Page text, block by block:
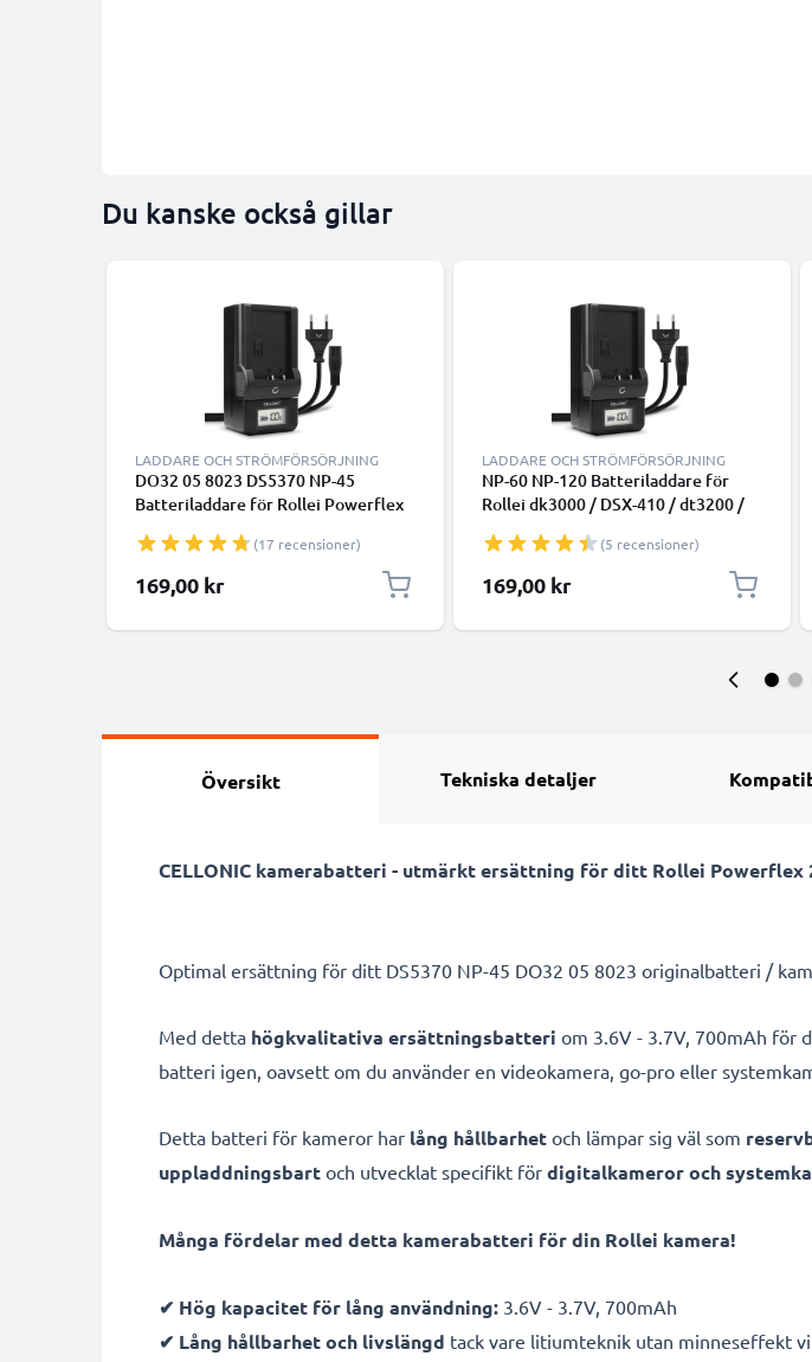
Du kanske också gillar
LADDARE OCH STRÖMFÖRSÖRJNING
DO32 05 8023 DS5370 NP-45
Batteriladdare för Rollei Powerflex
99 100 RCP-7325XS X-8 XS-10
Flexline 250 Kamerabatterier från
CELLONIC
(17 recensioner)
169,00 kr
LADDARE OCH STRÖMFÖRSÖRJNING
NP-60 NP-120 Batteriladdare för
Rollei dk3000 / DSX-410 / dt3200 /
dp6000 Kamerabatterier från
CELLONIC
(5 recensioner)
169,00 kr
Översikt Tekniska detaljer
CELLONIC kamerabatteri - utmärkt ersättning för ditt Rollei Powerflex
Optimal ersättning för ditt DS5370 NP-45 DO32 05 8023 originalbatteri /
Med detta högkvalitativa ersättningsbatteri om 3.6V - 3.7V, 700mAh för
batteri igen, oavsett om du använder en videokamera, go-pro eller
Detta batteri för kameror har lång hållbarhet och lämpar sig väl som
uppladdningsbart och utvecklat specifikt för digitalkameror och
Många fördelar med detta kamerabatteri för din Rollei kamera!
✔ Hög kapacitet för lång användning: 3.6V - 3.7V, 700mAh
✔ Lång hållbarhet och livslängd tack vare litiumteknik utan minneseffekt